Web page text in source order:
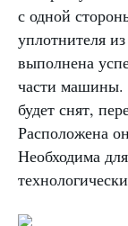
с одной
уплотнителя
выполнена
части машины.
будет снят,
Расположена
Необходима